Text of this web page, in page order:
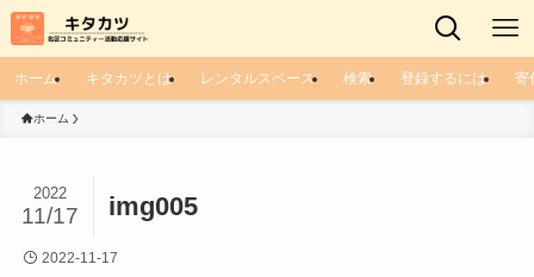
ホーム キタカツとは レンタルスペース 検索 登録するには 寄
ホーム
img005
2022
11/17
2022-11-17